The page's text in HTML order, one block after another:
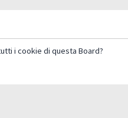
i cookie di questa Board?